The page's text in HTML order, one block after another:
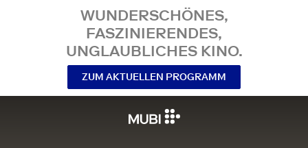
WUNDERSCHÖNES,
FASZINIERENDES,
UNGLAUBLICHES KINO.
ZUM AKTUELLEN PROGRAMM